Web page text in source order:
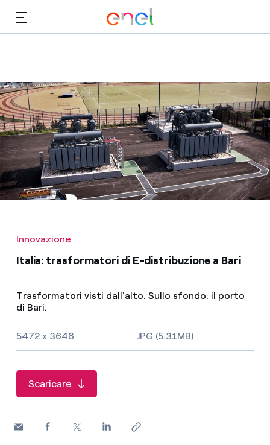
Investitori
Innovazione
Italia: trasformatori di E-distribuzione a Bari
Trasformatori visti dall'alto. Sullo sfondo: il porto
di Bari.
Dimensioni dell'immagine e tipo di file
5472 x 3648 JPG (5.31MB)
Scaricare